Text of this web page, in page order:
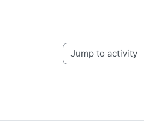
Jump to activity